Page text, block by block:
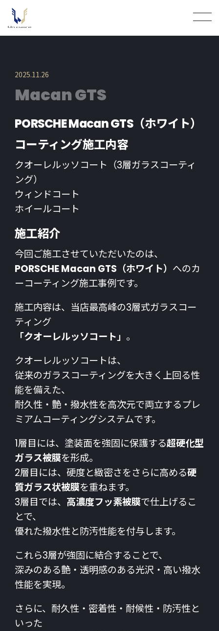
2025.11.26
Macan GTS
PORSCHE Macan GTS（ホワイト）
コーティング施工内容
クオーレルッソコート（3層ガラスコーティ
ング）
ウィンドコート
ホイールコート
施工紹介
今回ご施工させていただいたのは、
PORSCHE Macan GTS（ホワイト） へのカ
ーコーティング施工事例です。
施工内容は、当店最高峰の3層式ガラスコー
ティング
「クオーレルッソコート」 。
クオーレルッソコートは、
従来のガラスコーティングを大きく上回る性
能を備えた、
耐久性・艶・撥水性を高次元で両立するプレ
ミアムコーティングシステムです。
1層目には、塗装面を強固に保護する超硬化型
ガラス被膜を形成。
2層目には、硬度と緻密さをさらに高める硬
質ガラス状被膜を重ねます。
3層目では、 高濃度フッ素被膜で仕上げるこ
とで、
優れた撥水性と防汚性能を付与します。
これら3層が強固に結合することで、
深みのある艶・透明感のある光沢・高い撥水
性能を実現。
さらに、耐久性・密着性・耐候性・防汚性と
いった